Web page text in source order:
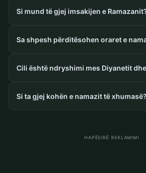
Si mund të gjej imsakijen e
Sa shpesh përditësohen oraret e
Cili është ndryshimi mes Diyanetit
Si ta gjej kohën e namazit të xhumasë?
HAPËSIRË REKLAMIMI